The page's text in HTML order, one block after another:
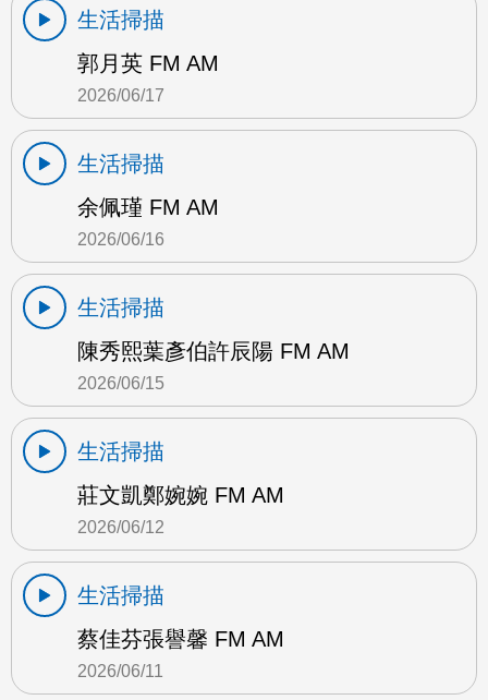
生活掃描
郭月英 FM AM
2026/06/17
生活掃描
余佩瑾 FM AM
2026/06/16
生活掃描
陳秀熙葉彥伯許辰陽 FM AM
2026/06/15
生活掃描
莊文凱鄭婉婉 FM AM
2026/06/12
生活掃描
蔡佳芬張譽馨 FM AM
2026/06/11